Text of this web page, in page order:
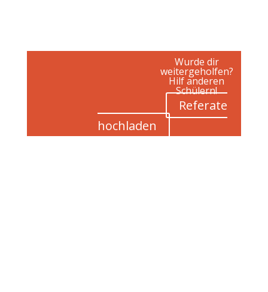
Wurde dir
weitergeholfen?
Hilf anderen
Schülern!
Referate
hochladen